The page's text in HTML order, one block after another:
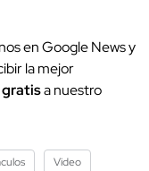
en Google News y
la mejor
gratisa nuestro
Video